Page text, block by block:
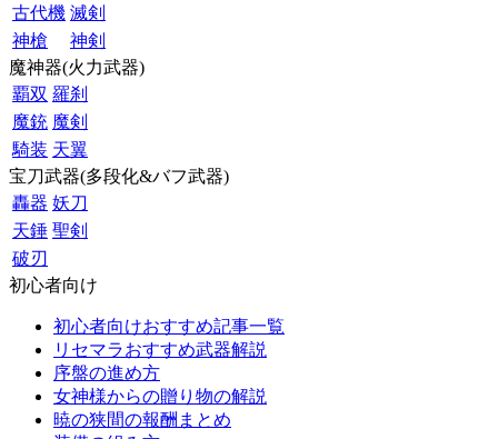
古代機 滅剣
神槍
神剣
魔神器(火力武器)
覇双 羅刹
魔銃 魔剣
騎装 天翼
宝刀武器(多段化&バフ武器)
轟器 妖刀
天錘 聖剣
破刃
初心者向け
初心者向けおすすめ記事一覧
リセマラおすすめ武器解説
序盤の進め方
女神様からの贈り物の解説
暁の狭間の報酬まとめ